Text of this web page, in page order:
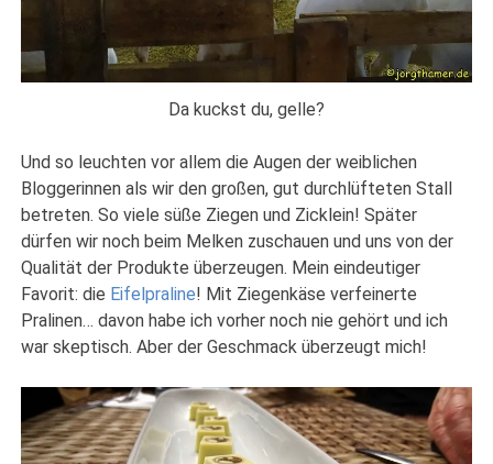
Da kuckst du, gelle?
Und so leuchten vor allem die Augen der weiblichen
Bloggerinnen als wir den großen, gut durchlüfteten Stall
betreten. So viele süße Ziegen und Zicklein! Später
dürfen wir noch beim Melken zuschauen und uns von der
Qualität der Produkte überzeugen. Mein eindeutiger
Favorit: die Eifelpraline! Mit Ziegenkäse verfeinerte
Pralinen… davon habe ich vorher noch nie gehört und ich
war skeptisch. Aber der Geschmack überzeugt mich!